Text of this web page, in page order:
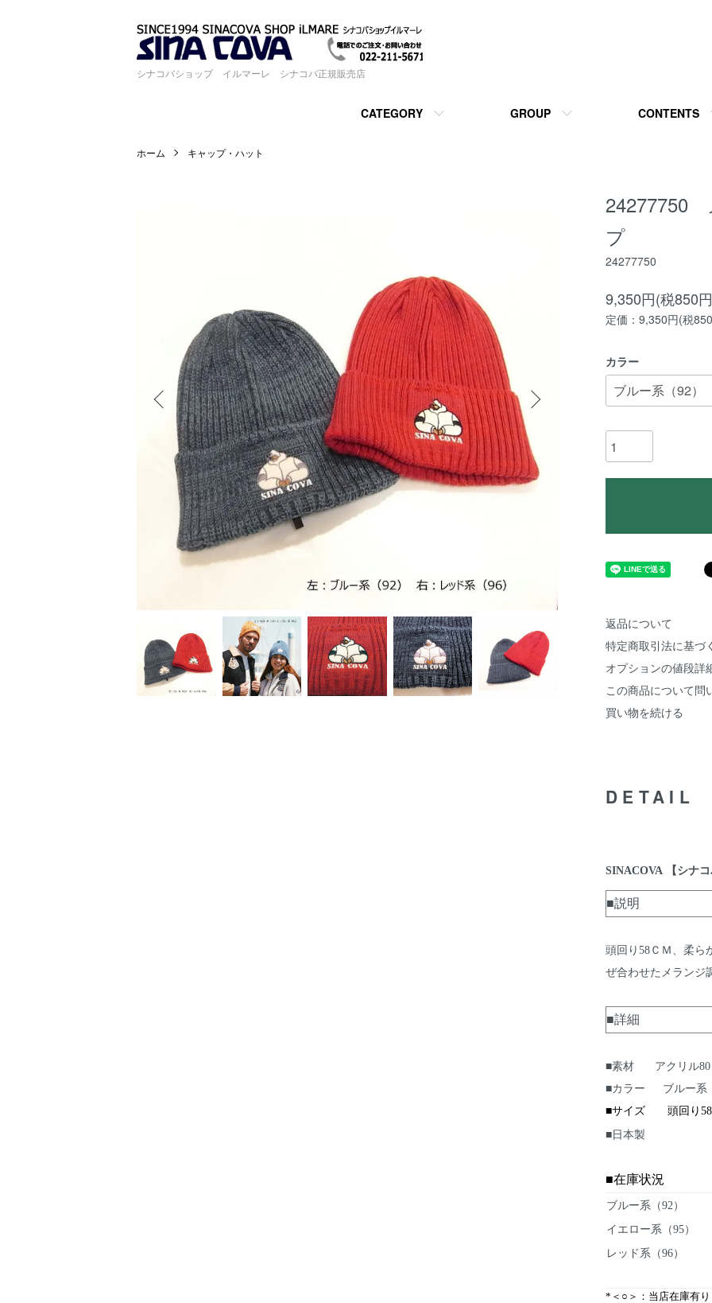
シナコバショップ イルマーレ シナコバ正規販売店
CATEGORY GROUP CONTENTS
ホーム キャップ・ハット
24277750
プ
24277750
9,350円(税850
定価：9,350円(税
カラー
返品について
特定商取引法に基づ
オプションの値段詳
この商品について問
買い物を続ける
DETAIL
SINACOVA 【シナコ
■説明
頭回り58ＣＭ、柔ら
ぜ合わせたメランジ
■詳細
■素材 アクリル
■カラー ブルー系
■サイズ 頭回り58
■日本製
■在庫状況
ブルー系（92）
イエロー系（95）
レッド系（96）
*＜○＞：当店在庫有